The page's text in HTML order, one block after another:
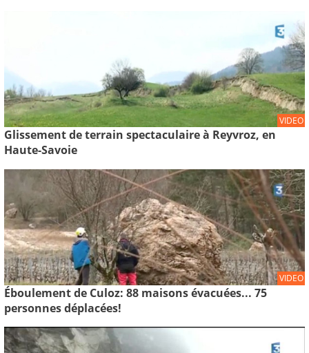
VIDEO
Glissement de terrain spectaculaire à Reyvroz, en
Haute-Savoie
VIDEO
Éboulement de Culoz: 88 maisons évacuées... 75
personnes déplacées!